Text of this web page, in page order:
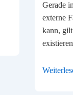
Gerade
externe
kann, gilt